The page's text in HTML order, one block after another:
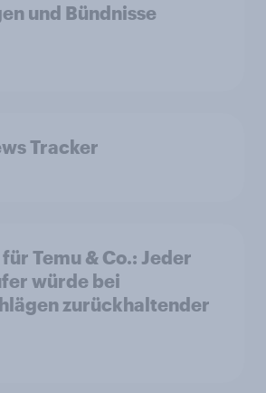
und Bündnisse
Tracker
Temu & Co.: Jeder
würde bei